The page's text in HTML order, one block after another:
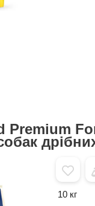
Premium
10 кг